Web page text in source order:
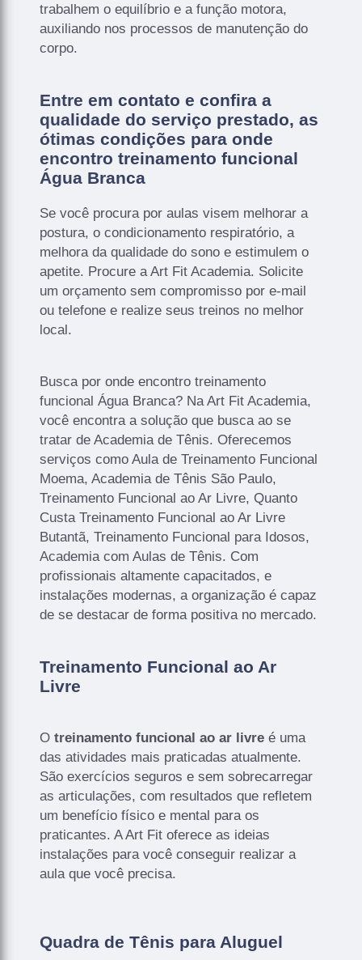
trabalhem o equilíbrio e a função motora,
auxiliando nos processos de manutenção do
corpo.
Entre em contato e confira a
qualidade do serviço prestado, as
ótimas condições para onde
encontro treinamento funcional
Água Branca
Se você procura por aulas visem melhorar a
postura, o condicionamento respiratório, a
melhora da qualidade do sono e estimulem o
apetite. Procure a Art Fit Academia. Solicite
um orçamento sem compromisso por e-mail
ou telefone e realize seus treinos no melhor
local.
Busca por onde encontro treinamento
funcional Água Branca? Na Art Fit Academia,
você encontra a solução que busca ao se
tratar de Academia de Tênis. Oferecemos
serviços como Aula de Treinamento Funcional
Moema, Academia de Tênis São Paulo,
Treinamento Funcional ao Ar Livre, Quanto
Custa Treinamento Funcional ao Ar Livre
Butantã, Treinamento Funcional para Idosos,
Academia com Aulas de Tênis. Com
profissionais altamente capacitados, e
instalações modernas, a organização é capaz
de se destacar de forma positiva no mercado.
Treinamento Funcional ao Ar
Livre
Otreinamento funcional ao ar livre é uma
das atividades mais praticadas atualmente.
São exercícios seguros e sem sobrecarregar
as articulações, com resultados que refletem
um benefício físico e mental para os
praticantes. A Art Fit oferece as ideias
instalações para você conseguir realizar a
aula que você precisa.
Quadra de Tênis para Aluguel